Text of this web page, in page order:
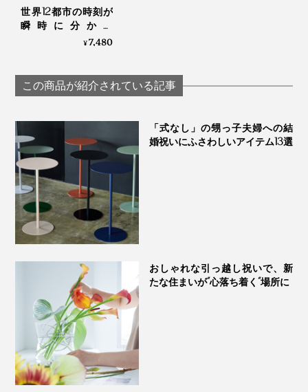
裏面プレートには、ギフトを贈る相手へ、想いが伝わる吉祥文様の解説を
この世にひとつだけの『NENRIN CLOCK』、あなたの
大切な人の節目に、ぜひ贈ってください。
世界12都市の時刻が
瞬時に分かる
「World Clock」|
¥7,480
この商品が紹介されている記事
「式なし」の甥っ子夫婦への結
婚祝いにふさわしいアイテム13選
おしゃれな引っ越し祝いで、新
たな住まいが“心落ち着く“場所に